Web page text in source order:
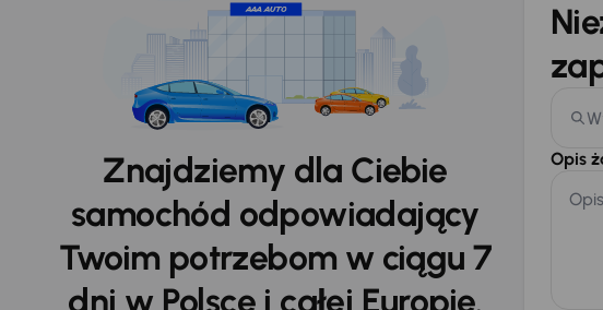
Znajdziemy dla Ciebie
samochód odpowiadający
Twoim potrzebom w ciągu 7
dni w Polsce i całej Europie.
Opis